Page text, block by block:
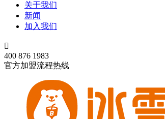
关于我们
新闻
加入我们

400 876 1983
官方加盟流程热线